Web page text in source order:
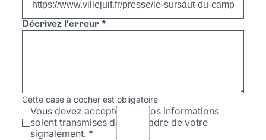
Décrivez l'erreur *
Cette case à cocher est obligatoire
Vous devez accepter que vos informations
soient transmises dans le cadre de votre
signalement. *